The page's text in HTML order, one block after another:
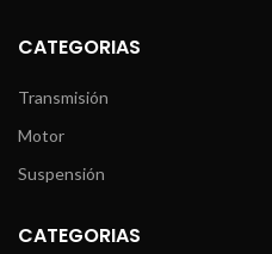
CATEGORIAS
Transmisión
Motor
Suspensión
CATEGORIAS